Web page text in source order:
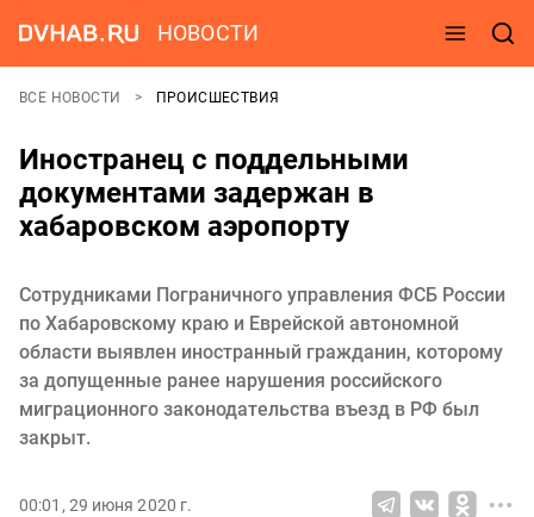
НОВОСТИ
ВСЕ НОВОСТИ ПРОИСШЕСТВИЯ
Иностранец с поддельными
документами задержан в
хабаровском аэропорту
Сотрудниками Пограничного управления ФСБ России
по Хабаровскому краю и Еврейской автономной
области выявлен иностранный гражданин, которому
за допущенные ранее нарушения российского
миграционного законодательства въезд в РФ был
закрыт.
00:01, 29 июня 2020 г.